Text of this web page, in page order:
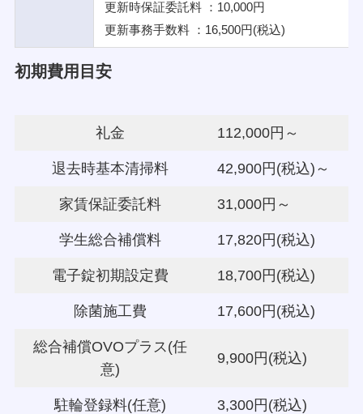
更新時保証委託料 ：10,000円
更新事務手数料 ：16,500円(税込)
初期費用目安
礼金 112,000円～
退去時基本清掃料 42,900円(税込)～
家賃保証委託料 31,000円～
学生総合補償料 17,820円(税込)
電子錠初期設定費 18,700円(税込)
除菌施工費 17,600円(税込)
総合補償OVOプラス(任
意)
9,900円(税込)
駐輪登録料(任意) 3,300円(税込)